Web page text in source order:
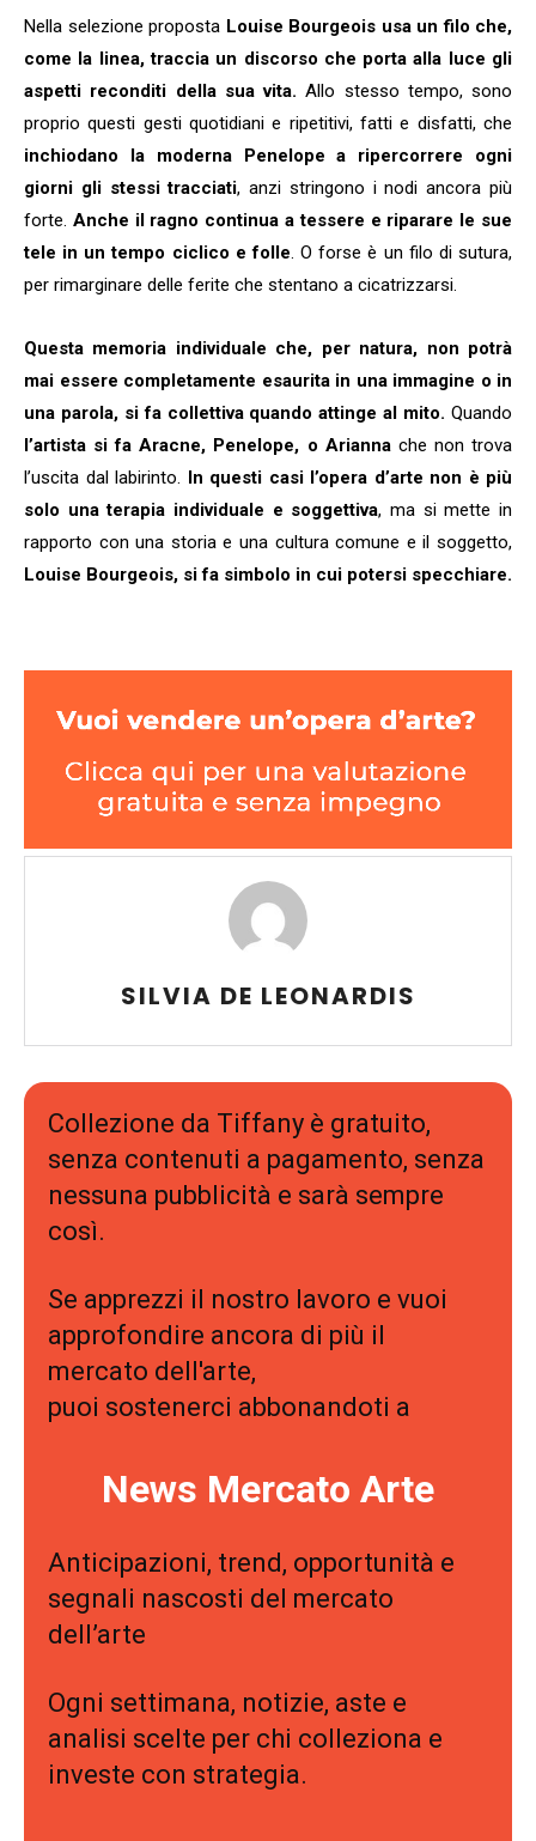
Nella selezione proposta Louise Bourgeois usa un filo che,
come la linea, traccia un discorso che porta alla luce gli
aspetti reconditi della sua vita. Allo stesso tempo, sono
proprio questi gesti quotidiani e ripetitivi, fatti e disfatti, che
inchiodano la moderna Penelope a ripercorrere ogni
giorni gli stessi tracciati, anzi stringono i nodi ancora più
forte. Anche il ragno continua a tessere e riparare le sue
tele in un tempo ciclico e folle. O forse è un filo di sutura,
per rimarginare delle ferite che stentano a cicatrizzarsi.
Questa memoria individuale che, per natura, non potrà
mai essere completamente esaurita in una immagine o in
una parola, si fa collettiva quando attinge al mito. Quando
l’artista si fa Aracne, Penelope, o Ariannache non trova
l’uscita dal labirinto. In questi casi l’opera d’arte non è più
solo una terapia individuale e soggettiva, ma si mette in
rapporto con una storia e una cultura comune e il soggetto,
Louise Bourgeois, si fa simbolo in cui potersi specchiare.
SILVIA DE LEONARDIS
Collezione da Tiffany è gratuito,
senza contenuti a pagamento, senza
nessuna pubblicità e sarà sempre
così.
Se apprezzi il nostro lavoro e vuoi
approfondire ancora di più il
mercato dell'arte,
puoi sostenerci abbonandoti a
News Mercato Arte
Anticipazioni, trend, opportunità e
segnali nascosti del mercato
dell’arte
Ogni settimana, notizie, aste e
analisi scelte per chi colleziona e
investe con strategia.